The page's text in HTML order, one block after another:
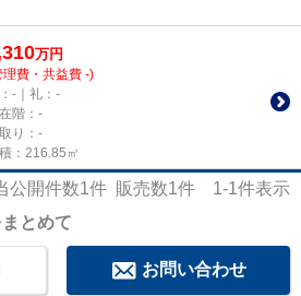
万円
理費・共益費 -)
-｜礼：-
階：-
り：-
：216.85㎡
公開件数1件 販売数1件 1-1件表示
とめて
お問い合わせ